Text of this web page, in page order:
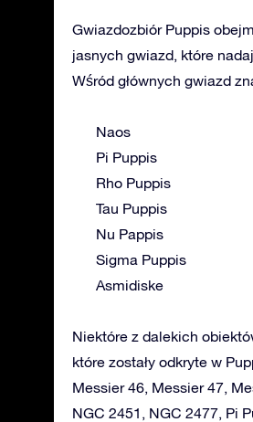
Gwiazdozbiór Puppis
jasnych gwiazd, które
Wśród głównych gwiazd
Naos
Pi Puppis
Rho Puppis
Tau Puppis
Nu Pappis
Sigma Puppis
Asmidiske
Niektóre z dalekich
które zostały odkryte w
Messier 46, Messier 47,
NGC 2451, NGC 2477, Pi